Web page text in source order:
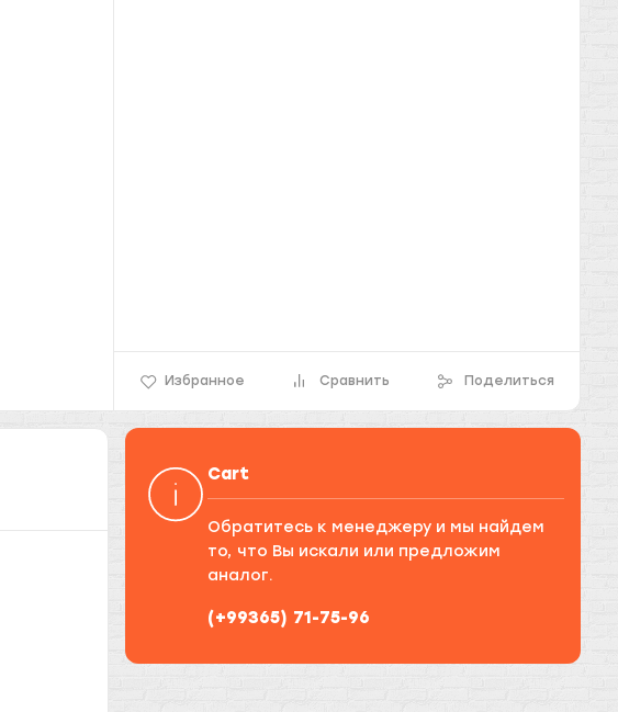
Избранное Сравнить Поделиться
Cart
Обратитесь к менеджеру и мы найдем
то, что Вы искали или предложим
аналог.
(+99365) 71-75-96